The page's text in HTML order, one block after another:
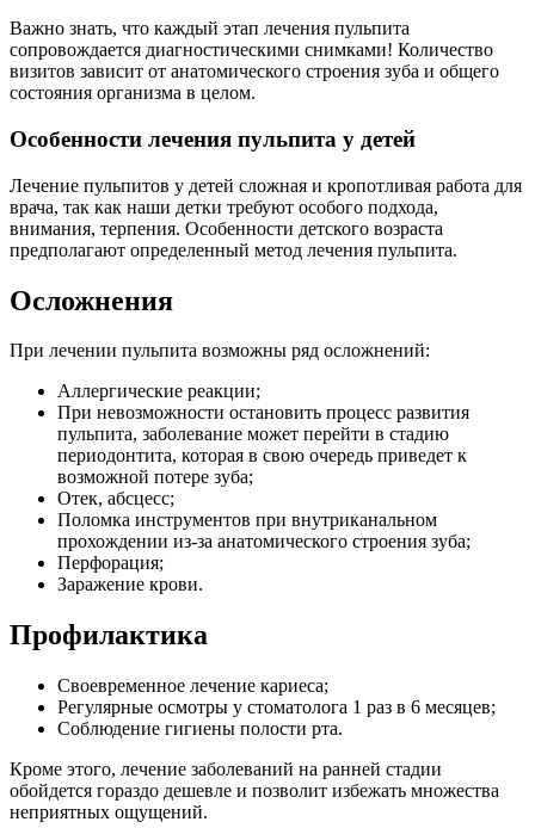
Важно знать, что каждый этап лечения пульпита
сопровождается диагностическими снимками! Количество
визитов зависит от анатомического строения зуба и общего
состояния организма в целом.
Особенности лечения пульпита у детей
Лечение пульпитов у детей сложная и кропотливая работа для
врача, так как наши детки требуют особого подхода,
внимания, терпения. Особенности детского возраста
предполагают определенный метод лечения пульпита.
Осложнения
При лечении пульпита возможны ряд осложнений:
Аллергические реакции;
При невозможности остановить процесс развития
пульпита, заболевание может перейти в стадию
периодонтита, которая в свою очередь приведет к
возможной потере зуба;
Отек, абсцесс;
Поломка инструментов при внутриканальном
прохождении из-за анатомического строения зуба;
Перфорация;
Заражение крови.
Профилактика
Своевременное лечение кариеса;
Регулярные осмотры у стоматолога 1 раз в 6 месяцев;
Соблюдение гигиены полости рта.
Кроме этого, лечение заболеваний на ранней стадии
обойдется гораздо дешевле и позволит избежать множества
неприятных ощущений.